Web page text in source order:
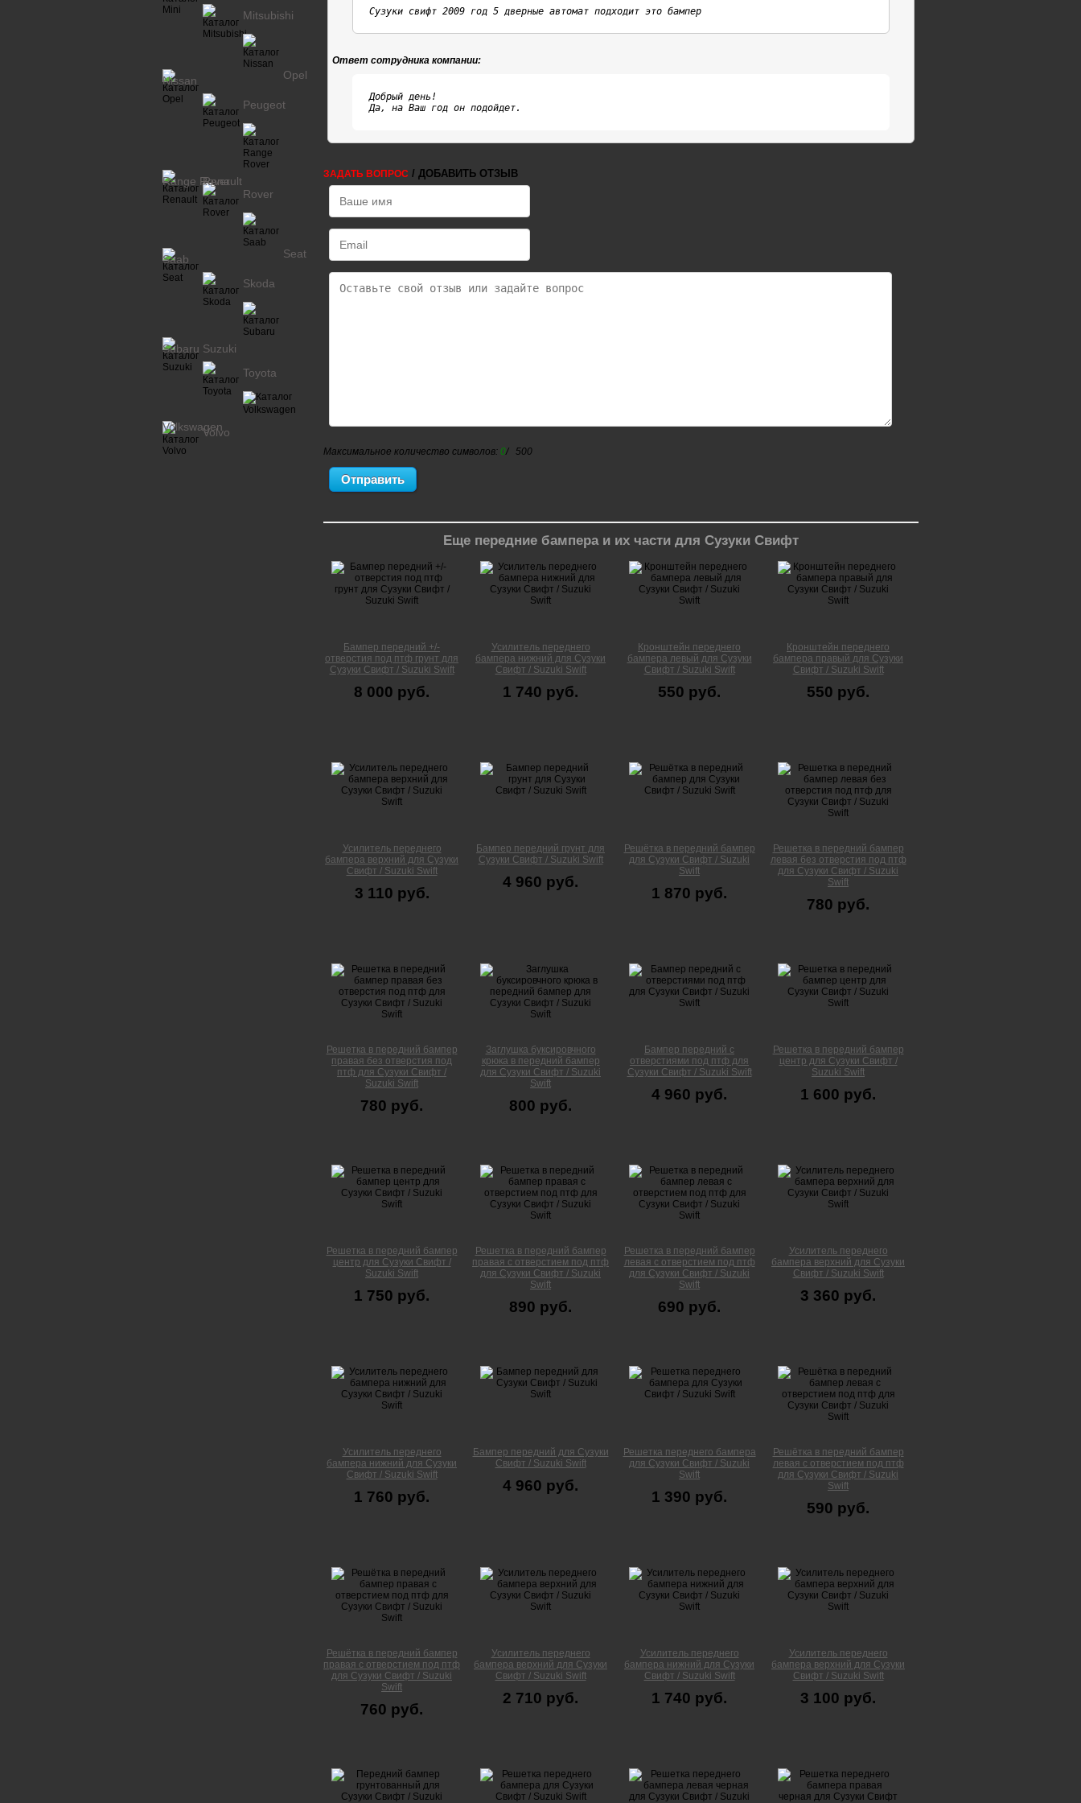
Сузуки свифт 2009 год 5 дверные автомат подходит это бампер
Ответ сотрудника компании:
Добрый день!
Да, на Ваш год он подойдет.
ЗАДАТЬ ВОПРОС / ДОБАВИТЬ ОТЗЫВ
Максимальное количество символов: 0/ 500
Еще передние бампера и их части для Сузуки Свифт
Бампер передний +/-
отверстия под птф грунт для
Сузуки Свифт / Suzuki Swift
8 000 руб.
Усилитель переднего
бампера нижний для Сузуки
Свифт / Suzuki Swift
1 740 руб.
Кронштейн переднего
бампера левый для Сузуки
Свифт / Suzuki Swift
550 руб.
Кронштейн переднего
бампера правый для Сузуки
Свифт / Suzuki Swift
550 руб.
Усилитель переднего
бампера верхний для Сузуки
Свифт / Suzuki Swift
3 110 руб.
Бампер передний грунт для
Сузуки Свифт / Suzuki Swift
4 960 руб.
Решётка в передний бампер
для Сузуки Свифт / Suzuki
Swift
1 870 руб.
Решетка в передний бампер
левая без отверстия под птф
для Сузуки Свифт / Suzuki
Swift
780 руб.
Решетка в передний бампер
правая без отверстия под
птф для Сузуки Свифт /
Suzuki Swift
780 руб.
Заглушка буксировчного
крюка в передний бампер
для Сузуки Свифт / Suzuki
Swift
800 руб.
Бампер передний с
отверстиями под птф для
Сузуки Свифт / Suzuki Swift
4 960 руб.
Решетка в передний бампер
центр для Сузуки Свифт /
Suzuki Swift
1 600 руб.
Решетка в передний бампер
центр для Сузуки Свифт /
Suzuki Swift
1 750 руб.
Решетка в передний бампер
правая с отверстием под птф
для Сузуки Свифт / Suzuki
Swift
890 руб.
Решетка в передний бампер
левая с отверстием под птф
для Сузуки Свифт / Suzuki
Swift
690 руб.
Усилитель переднего
бампера верхний для Сузуки
Свифт / Suzuki Swift
3 360 руб.
Усилитель переднего
бампера нижний для Сузуки
Свифт / Suzuki Swift
1 760 руб.
Бампер передний для Сузуки
Свифт / Suzuki Swift
4 960 руб.
Решетка переднего бампера
для Сузуки Свифт / Suzuki
Swift
1 390 руб.
Решётка в передний бампер
левая с отверстием под птф
для Сузуки Свифт / Suzuki
Swift
590 руб.
Решётка в передний бампер
правая с отверстием под птф
для Сузуки Свифт / Suzuki
Swift
760 руб.
Усилитель переднего
бампера верхний для Сузуки
Свифт / Suzuki Swift
2 710 руб.
Усилитель переднего
бампера нижний для Сузуки
Свифт / Suzuki Swift
1 740 руб.
Усилитель переднего
бампера верхний для Сузуки
Свифт / Suzuki Swift
3 100 руб.
Mitsubishi
Nissan Opel
Peugeot
Range Rover
Renault
Rover
Saab Seat
Skoda
Subaru Suzuki
Toyota
Volkswagen
Volvo